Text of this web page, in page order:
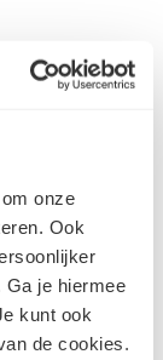
onze
Ook
Ga je hiermee
kunt ook
de cookies.